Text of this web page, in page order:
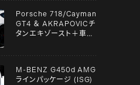
Porsche 718/Cayman
GT4 ＆ AKRAPOVICチ
タンエキゾースト＋車検
M-BENZ G450d AMG
ラインパッケージ (ISG)